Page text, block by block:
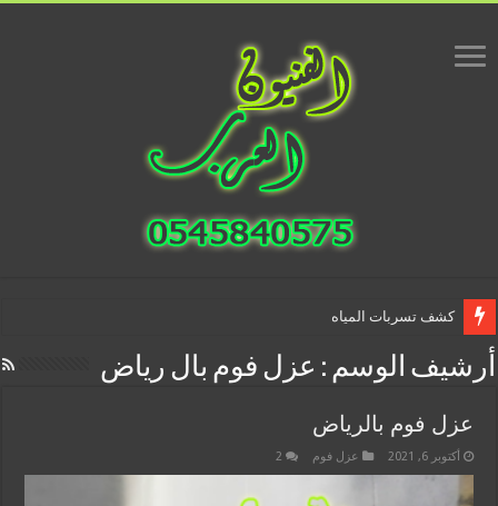
كشف تسربات المياه
أرشيف الوسم : عزل فوم بال رياض
عزل فوم بالرياض
أكتوبر 6, 2021 عزل فوم 2